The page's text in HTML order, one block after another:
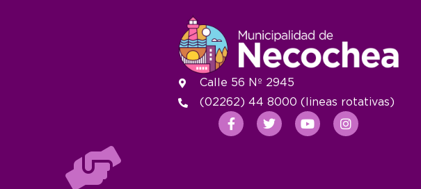
Calle 56 Nº 2945
(02262) 44 8000 (lineas rotativas)